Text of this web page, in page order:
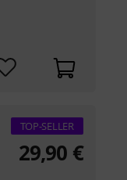
TOP-SELLER
29,90 €